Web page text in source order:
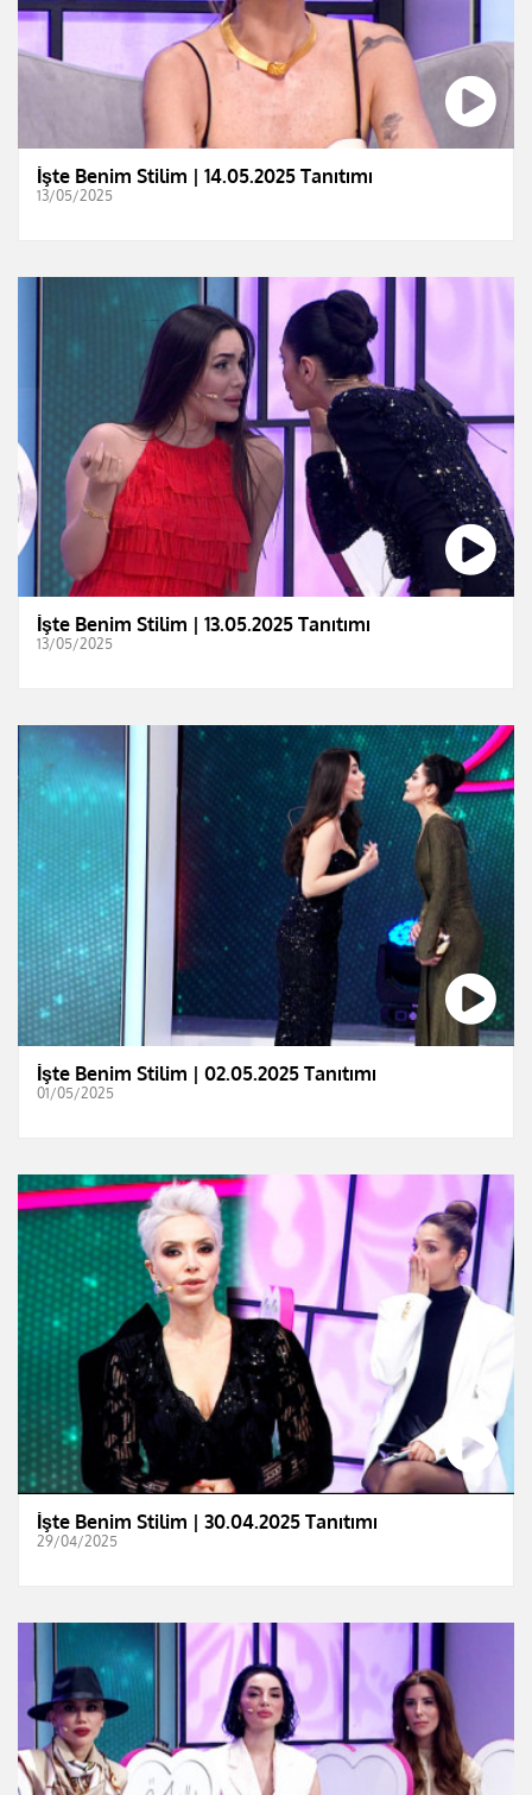
İşte Benim Stilim | 14.05.2025 Tanıtımı
13/05/2025
İşte Benim Stilim | 13.05.2025 Tanıtımı
13/05/2025
İşte Benim Stilim | 02.05.2025 Tanıtımı
01/05/2025
İşte Benim Stilim | 30.04.2025 Tanıtımı
29/04/2025